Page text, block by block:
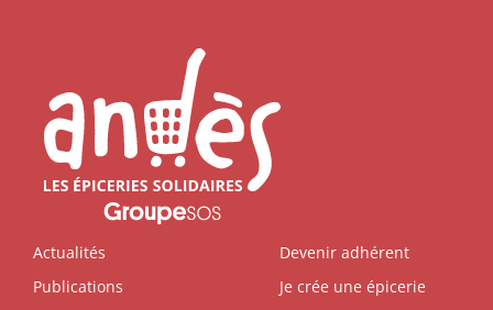
Actualités
Publications
Devenir adhérent
Je crée une épicerie